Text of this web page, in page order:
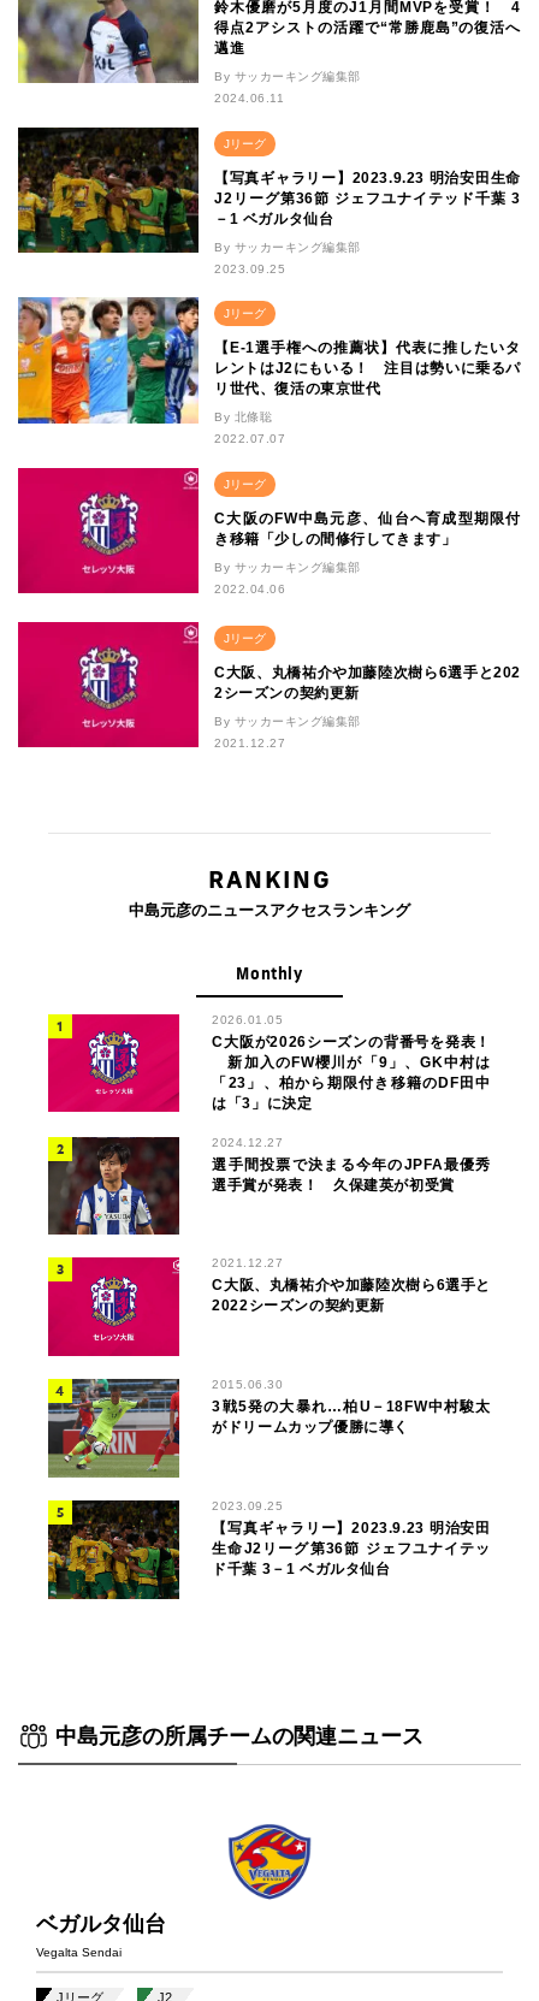
鈴木優磨が5月度のJ1月間MVPを受賞！ 4
得点2アシストの活躍で“常勝鹿島”の復活へ
邁進
By サッカーキング編集部
2024.06.11
Jリーグ
【写真ギャラリー】2023.9.23 明治安田生命
J2リーグ第36節 ジェフユナイテッド千葉 3
－1 ベガルタ仙台
By サッカーキング編集部
2023.09.25
Jリーグ
【E-1選手権への推薦状】代表に推したいタ
レントはJ2にもいる！ 注目は勢いに乗るパ
リ世代、復活の東京世代
By 北條聡
2022.07.07
Jリーグ
C大阪のFW中島元彦、仙台へ育成型期限付
き移籍「少しの間修行してきます」
By サッカーキング編集部
2022.04.06
Jリーグ
C大阪、丸橋祐介や加藤陸次樹ら6選手と202
2シーズンの契約更新
By サッカーキング編集部
2021.12.27
RANKING
中島元彦のニュースアクセスランキング
Monthly
2026.01.05
C大阪が2026シーズンの背番号を発表！
新加入のFW櫻川が「9」、GK中村は
「23」、柏から期限付き移籍のDF田中
は「3」に決定
2024.12.27
選手間投票で決まる今年のJPFA最優秀
選手賞が発表！ 久保建英が初受賞
2021.12.27
C大阪、丸橋祐介や加藤陸次樹ら6選手と
2022シーズンの契約更新
2015.06.30
3戦5発の大暴れ…柏U－18FW中村駿太
がドリームカップ優勝に導く
2023.09.25
【写真ギャラリー】2023.9.23 明治安田
生命J2リーグ第36節 ジェフユナイテッ
ド千葉 3－1 ベガルタ仙台
中島元彦の所属チームの関連ニュース
ベガルタ仙台
Vegalta Sendai
Jリーグ J2